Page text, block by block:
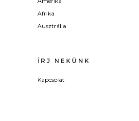
Afrika
Ausztrália
ÍRJ NEKÜNK
Kapcsolat